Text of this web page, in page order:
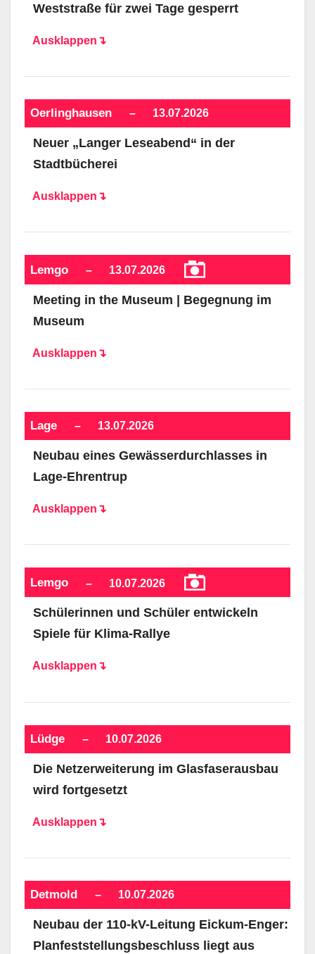
Weststraße für zwei Tage gesperrt
Ausklappen↴
Oerlinghausen – 13.07.2026
Neuer „Langer Leseabend“ in der
Stadtbücherei
Ausklappen↴
Lemgo – 13.07.2026
Meeting in the Museum | Begegnung im
Museum
Ausklappen↴
Lage – 13.07.2026
Neubau eines Gewässerdurchlasses in
Lage-Ehrentrup
Ausklappen↴
Lemgo – 10.07.2026
Schülerinnen und Schüler entwickeln
Spiele für Klima-Rallye
Ausklappen↴
Lüdge – 10.07.2026
Die Netzerweiterung im Glasfaserausbau
wird fortgesetzt
Ausklappen↴
Detmold – 10.07.2026
Neubau der 110-kV-Leitung Eickum-Enger:
Planfeststellungsbeschluss liegt aus